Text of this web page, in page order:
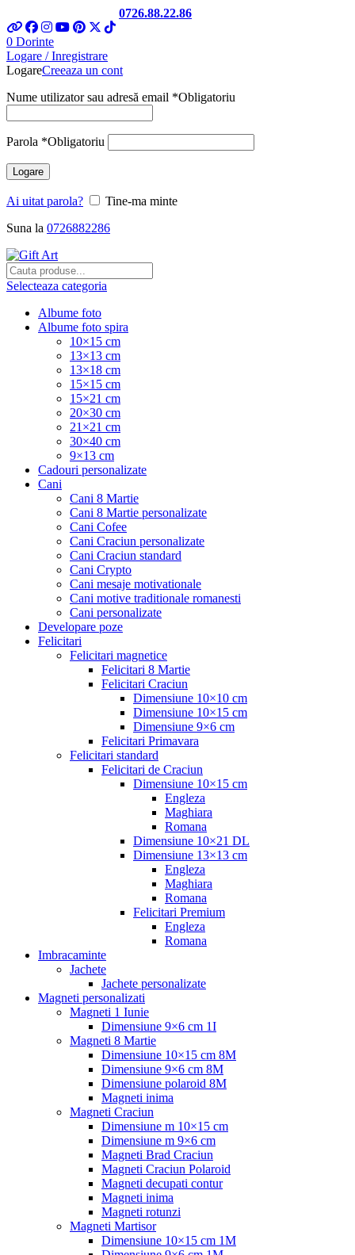
0726.88.22.86
0 Dorinte
Logare / Inregistrare
LogareCreeaza un cont
Nume utilizator sau adresă email *Obligatoriu
Parola *Obligatoriu
Logare
Ai uitat parola?
Tine-ma minte
Suna la 0726882286
Selecteaza categoria
Albume foto
Albume foto spira
10×15 cm
13×13 cm
13×18 cm
15×15 cm
15×21 cm
20×30 cm
21×21 cm
30×40 cm
9×13 cm
Cadouri personalizate
Cani
Cani 8 Martie
Cani 8 Martie personalizate
Cani Cofee
Cani Craciun personalizate
Cani Craciun standard
Cani Crypto
Cani mesaje motivationale
Cani motive traditionale romanesti
Cani personalizate
Developare poze
Felicitari
Felicitari magnetice
Felicitari 8 Martie
Felicitari Craciun
Dimensiune 10×10 cm
Dimensiune 10×15 cm
Dimensiune 9×6 cm
Felicitari Primavara
Felicitari standard
Felicitari de Craciun
Dimensiune 10×15 cm
Engleza
Maghiara
Romana
Dimensiune 10×21 DL
Dimensiune 13×13 cm
Engleza
Maghiara
Romana
Felicitari Premium
Engleza
Romana
Imbracaminte
Jachete
Jachete personalizate
Magneti personalizati
Magneti 1 Iunie
Dimensiune 9×6 cm 1I
Magneti 8 Martie
Dimensiune 10×15 cm 8M
Dimensiune 9×6 cm 8M
Dimensiune polaroid 8M
Magneti inima
Magneti Craciun
Dimensiune m 10×15 cm
Dimensiune m 9×6 cm
Magneti Brad Craciun
Magneti Craciun Polaroid
Magneti decupati contur
Magneti inima
Magneti rotunzi
Magneti Martisor
Dimensiune 10×15 cm 1M